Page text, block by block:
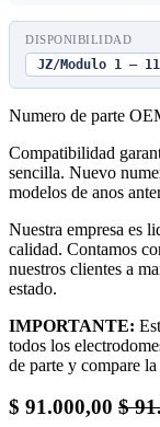
DISPONIBILIDAD
JZ/Modulo 1 — 11
Numero de parte
Compatibilidad
sencilla. Nuevo
modelos de anos
Nuestra empresa es
calidad. Contamos
nuestros clientes a
estado.
IMPORTANTE:
todos los
de parte y compare
$ 91.000,00 $